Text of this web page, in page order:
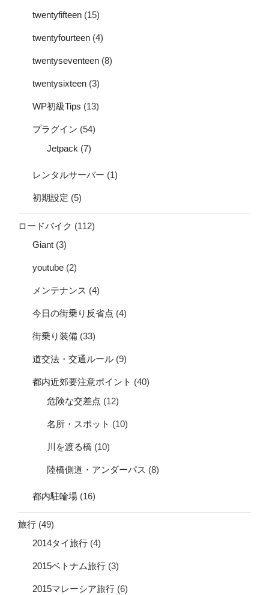
twentyfifteen (15)
twentyfourteen (4)
twentyseventeen (8)
twentysixteen (3)
WP初級Tips (13)
プラグイン (54)
Jetpack (7)
レンタルサーバー (1)
初期設定 (5)
ロードバイク (112)
Giant (3)
youtube (2)
メンテナンス (4)
今日の街乗り反省点 (4)
街乗り装備 (33)
道交法・交通ルール (9)
都内近郊要注意ポイント (40)
危険な交差点 (12)
名所・スポット (10)
川を渡る橋 (10)
陸橋側道・アンダーパス (8)
都内駐輪場 (16)
旅行 (49)
2014タイ旅行 (4)
2015ベトナム旅行 (3)
2015マレーシア旅行 (6)